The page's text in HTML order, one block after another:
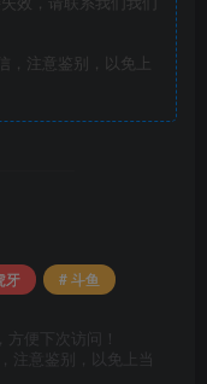
，注意鉴别，以免上
牙 # 斗鱼
便下次访问！
注意鉴别，以免上当